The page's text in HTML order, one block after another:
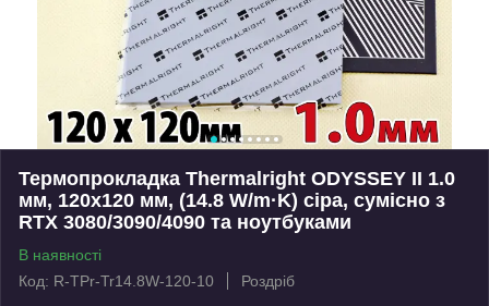
Термопрокладка Thermalright ODYSSEY II 1.0
мм, 120x120 мм, (14.8 W/m·K) сіра, сумісно з
RTX 3080/3090/4090 та ноутбуками
В наявності
Код: R-TPr-Tr14.8W-120-10
Роздріб